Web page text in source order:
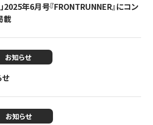
2025年6月号『FRONTRUNNER』にコン
載
お知らせ
お知らせ